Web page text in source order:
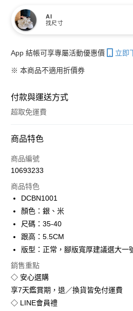
AI
找尺寸
App 結帳可享專屬活動優惠價 立即
※ 本商品不適用折價券
付款與運送方式
超取免運費
付款方式
信用卡一次付款
LINE Pay
Apple Pay
街口支付
悠遊付
Google Pay
全盈+PAY
商品特色
商品編號
10693233
商品特色
DCBN1001
顏色：銀、米
尺碼：35-40
跟高：5.5CM
版型：正常，腳版寬厚建議選大一
銷售重點
◇ 安心選購
享7天鑑賞期，退／換貨皆免付運費
◇ LINE會員禮